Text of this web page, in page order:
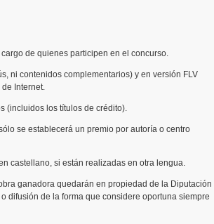
de quienes participen en el concurso.
ni contenidos complementarios) y en versión FLV
Internet.
(incluidos los títulos de crédito).
se establecerá un premio por autoría o centro
castellano, si están realizadas en otra lengua.
ganadora quedarán en propiedad de la Diputación
difusión de la forma que considere oportuna siempre